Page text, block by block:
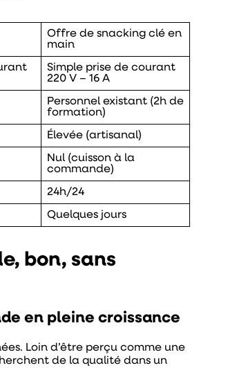
Offre de snacking clé en
main
Simple prise de courant
220 V – 16 A
Personnel existant (2h de
formation)
Élevée (artisanal)
Nul (cuisson à la
commande)
24h/24
Quelques jours
bon, sans
en pleine croissance
Loin d’être perçu comme une
de la qualité dans un